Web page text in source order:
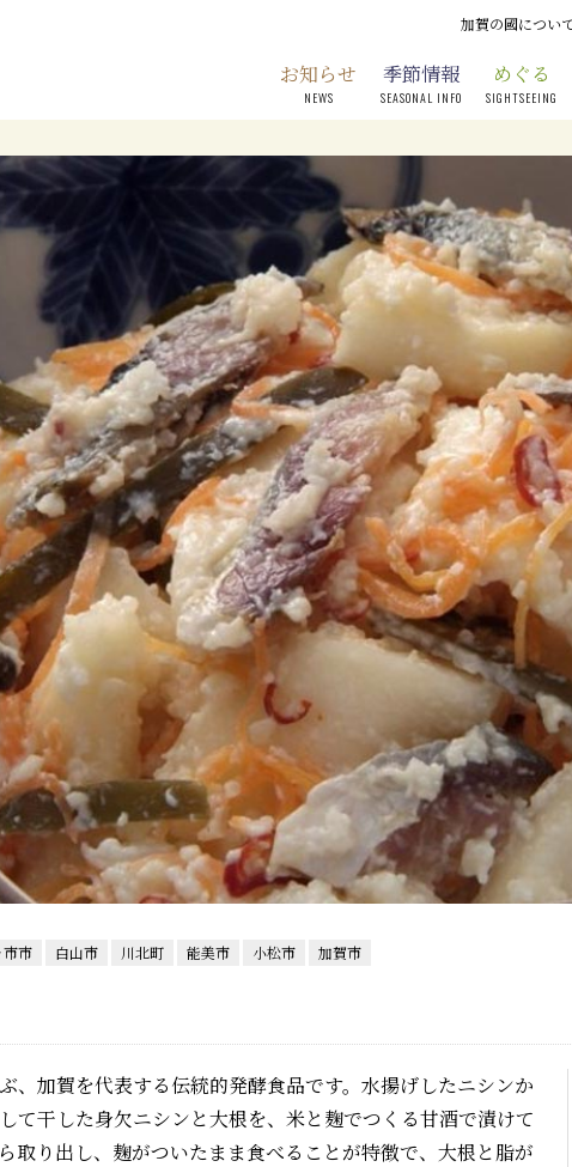
加賀の國につい
お知らせ
NEWS
季節情報
SEASONAL INFO
めぐる
SIGHTSEEING
市 白山市 川北町 能美市 小松市 加賀市
、加賀を代表する伝統的発酵食品です。水揚げしたニシンか
て干した身欠ニシンと大根を、米と麹でつくる甘酒で漬けて
取り出し、麹がついたまま食べることが特徴で、大根と脂が